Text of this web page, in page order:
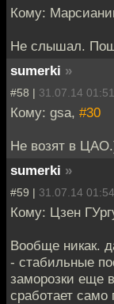
Кому:
Не слышал.
sumerki »
#58 | 31.07.14 01:51
Кому: gsa, #30
Не возят в
sumerki »
#59 | 31.07.14 01:54
Кому: Цзен
Вообще никак.
- стабильные
заморозки еще
сработает само